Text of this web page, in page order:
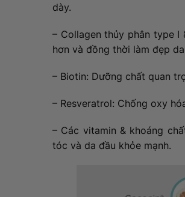
dày.
– Collagen thủy phân type
hơn và đồng thời làm đẹp
– Biotin: Dưỡng chất quan
– Resveratrol: Chống oxy
– Các vitamin & khoáng
tóc và da đầu khỏe mạnh.